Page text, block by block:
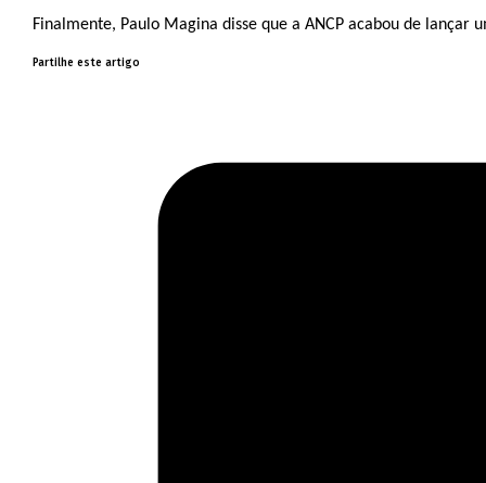
Finalmente, Paulo Magina disse que a ANCP acabou de
Partilhe este artigo